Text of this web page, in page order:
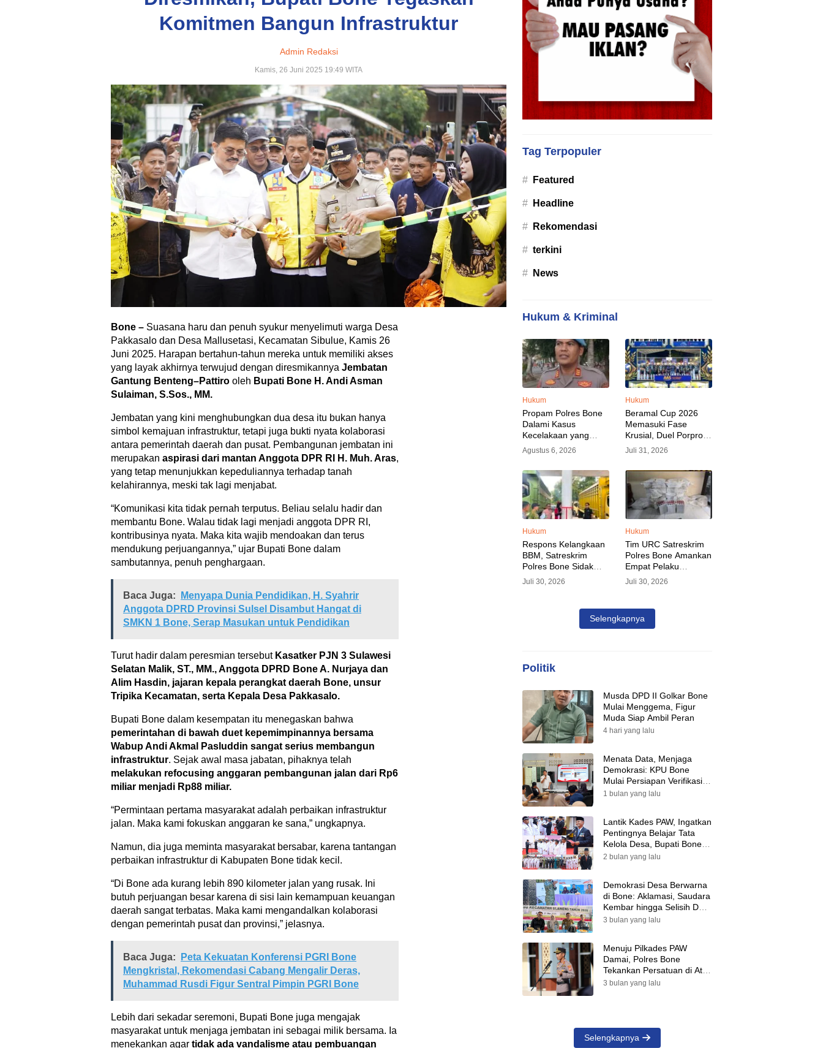
Komitmen Bangun Infrastruktur
Admin Redaksi
Kamis, 26 Juni 2025 19:49 WITA
Bone – Suasana haru dan penuh syukur menyelimuti warga Desa
Pakkasalo dan Desa Mallusetasi, Kecamatan Sibulue, Kamis 26
Juni 2025. Harapan bertahun-tahun mereka untuk memiliki akses
yang layak akhirnya terwujud dengan diresmikannya Jembatan
Gantung Benteng–Pattiro oleh Bupati Bone H. Andi Asman
Sulaiman, S.Sos., MM.
Jembatan yang kini menghubungkan dua desa itu bukan hanya
simbol kemajuan infrastruktur, tetapi juga bukti nyata kolaborasi
antara pemerintah daerah dan pusat. Pembangunan jembatan ini
merupakan aspirasi dari mantan Anggota DPR RI H. Muh. Aras,
yang tetap menunjukkan kepeduliannya terhadap tanah
kelahirannya, meski tak lagi menjabat.
“Komunikasi kita tidak pernah terputus. Beliau selalu hadir dan
membantu Bone. Walau tidak lagi menjadi anggota DPR RI,
kontribusinya nyata. Maka kita wajib mendoakan dan terus
mendukung perjuangannya,” ujar Bupati Bone dalam
sambutannya, penuh penghargaan.
Baca Juga:
Menyapa Dunia Pendidikan, H. Syahrir
Anggota DPRD Provinsi Sulsel Disambut Hangat di
SMKN 1 Bone, Serap Masukan untuk Pendidikan
Turut hadir dalam peresmian tersebut Kasatker PJN 3 Sulawesi
Selatan Malik, ST., MM., Anggota DPRD Bone A. Nurjaya dan
Alim Hasdin, jajaran kepala perangkat daerah Bone, unsur
Tripika Kecamatan, serta Kepala Desa Pakkasalo.
Bupati Bone dalam kesempatan itu menegaskan bahwa
pemerintahan di bawah duet kepemimpinannya bersama
Wabup Andi Akmal Pasluddin sangat serius membangun
infrastruktur. Sejak awal masa jabatan, pihaknya telah
melakukan refocusing anggaran pembangunan jalan dari Rp6
miliar menjadi Rp88 miliar.
“Permintaan pertama masyarakat adalah perbaikan infrastruktur
jalan. Maka kami fokuskan anggaran ke sana,” ungkapnya.
Namun, dia juga meminta masyarakat bersabar, karena tantangan
perbaikan infrastruktur di Kabupaten Bone tidak kecil.
“Di Bone ada kurang lebih 890 kilometer jalan yang rusak. Ini
butuh perjuangan besar karena di sisi lain kemampuan keuangan
daerah sangat terbatas. Maka kami mengandalkan kolaborasi
dengan pemerintah pusat dan provinsi,” jelasnya.
Baca Juga:
Peta Kekuatan Konferensi PGRI Bone
Mengkristal, Rekomendasi Cabang Mengalir Deras,
Muhammad Rusdi Figur Sentral Pimpin PGRI Bone
Lebih dari sekadar seremoni, Bupati Bone juga mengajak
masyarakat untuk menjaga jembatan ini sebagai milik bersama. Ia
menekankan agar tidak ada vandalisme atau pembuangan
Tag Terpopuler
# Featured
# Headline
# Rekomendasi
# terkini
# News
Hukum & Kriminal
Hukum
Propam Polres Bone
Dalami Kasus
Kecelakaan yang
Libatkan Oknum
Polisi, Pelaku Sudah
Diamankan
Agustus 6, 2026
Hukum
Beramal Cup 2026
Memasuki Fase
Krusial, Duel Porprov
Bone vs Trikora Wajo
Jadi Sorotan Malam
Ini
Juli 31, 2026
Hukum
Respons Kelangkaan
BBM, Satreskrim
Polres Bone Sidak
SPBU dan Pangkalan
LPG, AKP Alvin Aji
SPBU Agar Distribusi
BBM Tepat Sasaran
Juli 30, 2026
Hukum
Tim URC Satreskrim
Polres Bone Amankan
Empat Pelaku
Pencurian Aset PLN,
Kerugian Ditaksir
Juli 30, 2026
Selengkapnya
Politik
Musda DPD II Golkar Bone
Mulai Menggema, Figur
Muda Siap Ambil Peran
4 hari yang lalu
Menata Data, Menjaga
Demokrasi: KPU Bone
Mulai Persiapan Verifikasi
Partai Politik Menuju Pemilu
1 bulan yang lalu
Lantik Kades PAW, Ingatkan
Pentingnya Belajar Tata
Kelola Desa, Bupati Bone:
Tak Ada Lagi Kubu,
2 bulan yang lalu
Demokrasi Desa Berwarna
di Bone: Aklamasi, Saudara
Kembar hingga Selisih Dua
Suara Warnai Pilkades PAW
3 bulan yang lalu
Menuju Pilkades PAW
Damai, Polres Bone
Tekankan Persatuan di Atas
Perbedaan Pilihan
3 bulan yang lalu
Selengkapnya